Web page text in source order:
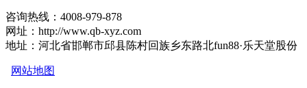
咨询热线：4008-979-878
网址：http://www.qb-xyz.com
地址：河北省邯郸市邱县陈村回族乡东路北fun88·乐天堂股份
网站地图